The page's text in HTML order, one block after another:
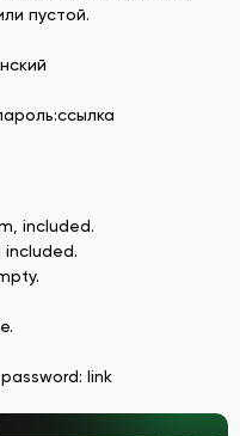
пустой.
included.
link